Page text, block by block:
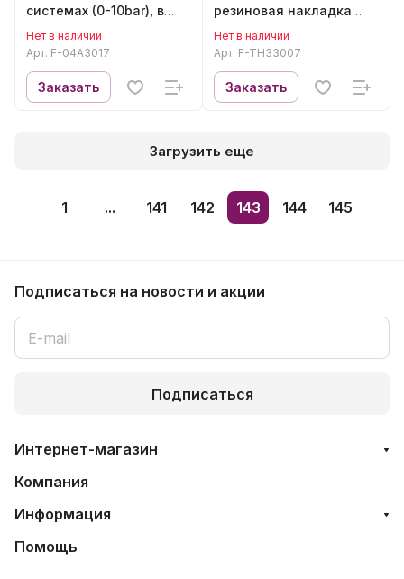
системах (0-10bar), в
кейсе Forsage F-04A3017
Нет в наличии
Арт. F-04A3017
Заказать
резиновая накладка
Forsage F-TH33007
Нет в наличии
Арт. F-TH33007
Заказать
Загрузить еще
1 ... 141 142 143 144 145
Подписаться на новости и акции
Подписаться
Интернет-магазин
Компания
Информация
Помощь